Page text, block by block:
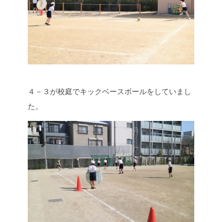
４－３が校庭でキックベースボールをしていまし
た。